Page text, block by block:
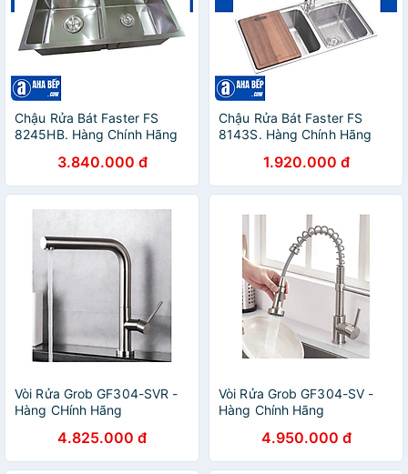
Chậu Rửa Bát Faster FS
8245HB. Hàng Chính Hãng
3.840.000 đ
Chậu Rửa Bát Faster FS
8143S. Hàng Chính Hãng
1.920.000 đ
Vòi Rửa Grob GF304-SVR -
Hàng CHính Hãng
4.825.000 đ
Vòi Rửa Grob GF304-SV -
Hàng Chính Hãng
4.950.000 đ